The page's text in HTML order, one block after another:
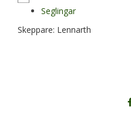
Seglingar
Skeppare: Lennarth